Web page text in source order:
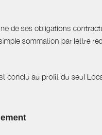
de ses obligations
sommation par lettre
conclu au profit du seul